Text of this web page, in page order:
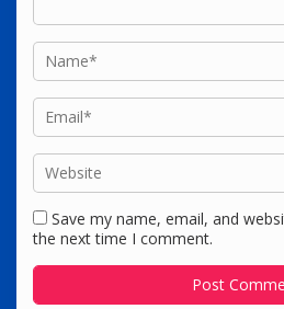
Save my name, email, and
the next time I comment.